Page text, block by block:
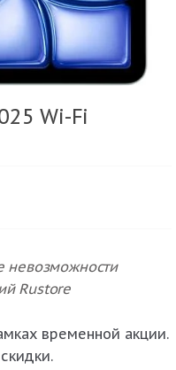
Wi-Fi
невозможности
Rustore
временной акции.